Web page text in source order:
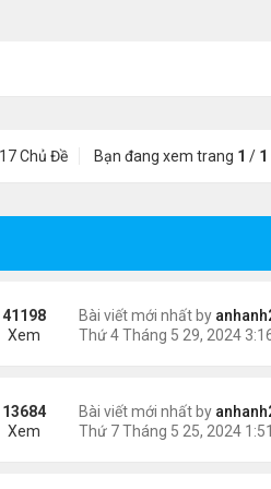
17 Chủ Đề Bạn đang xem trang 1 / 1
Bài viết mới nhất by
41198
Xem
Bài viết mới nhất by
13684
Xem